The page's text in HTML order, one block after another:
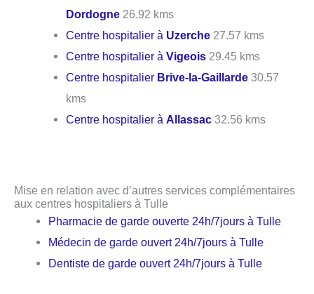
Dordogne 26.92 kms
Centre hospitalier à Uzerche 27.57 kms
Centre hospitalier àVigeois 29.45 kms
Centre hospitalier Brive-la-Gaillarde 30.57
kms
Centre hospitalier àAllassac 32.56 kms
Mise en relation avec d’autres services complémentaires
aux centres hospitaliers à Tulle
Pharmacie de garde ouverte 24h/7jours à Tulle
Médecin de garde ouvert 24h/7jours à Tulle
Dentiste de garde ouvert 24h/7jours à Tulle